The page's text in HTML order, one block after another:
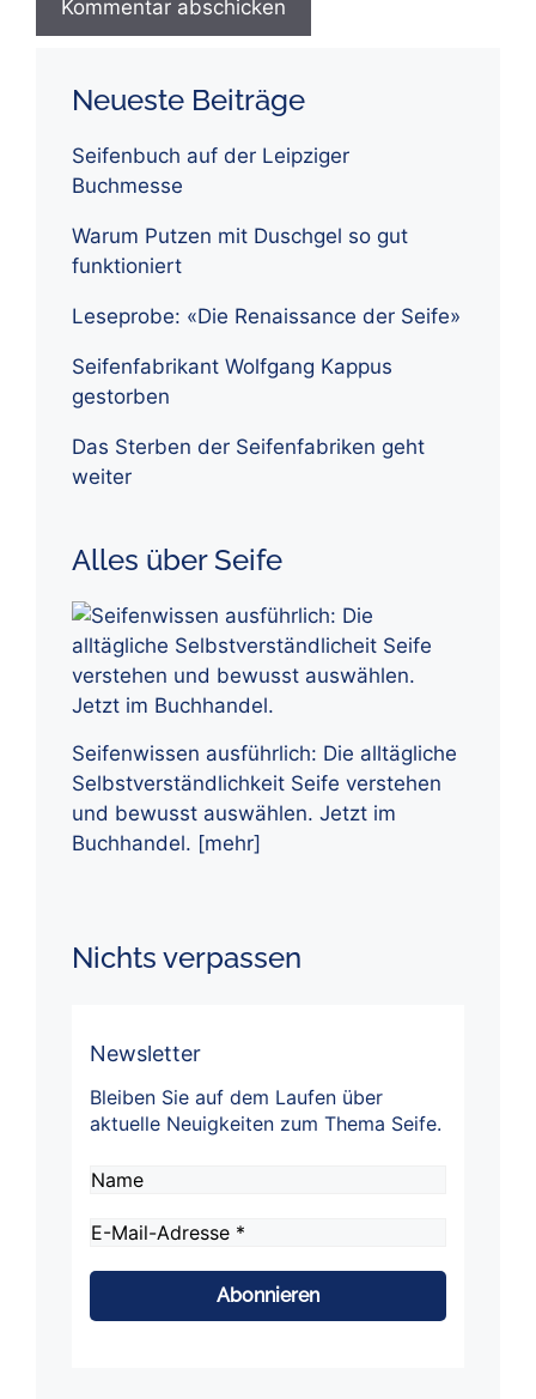
Neueste Beiträge
Seifenbuch auf der Leipziger
Buchmesse
Warum Putzen mit Duschgel so gut
funktioniert
Leseprobe: «Die Renaissance der Seife»
Seifenfabrikant Wolfgang Kappus
gestorben
Das Sterben der Seifenfabriken geht
weiter
Alles über Seife
Seifenwissen ausführlich: Die alltägliche
Selbstverständlichkeit Seife verstehen
und bewusst auswählen. Jetzt im
Buchhandel. [mehr]
Nichts verpassen
Newsletter
Bleiben Sie auf dem Laufen über
aktuelle Neuigkeiten zum Thema Seife.
Adresse
*